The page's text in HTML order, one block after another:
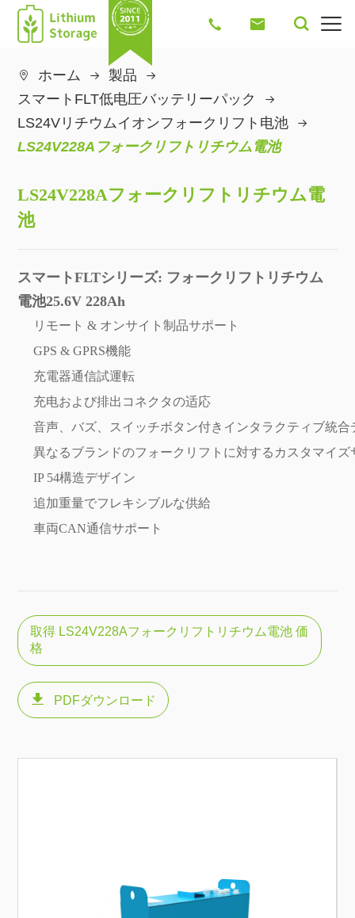
   
 ホーム
製品
スマートFLT低电圧バッテリーパック
LS24Vリチウムイオンフォークリフト电池
LS24V228Aフォークリフトリチウム電池
LS24V228Aフォークリフトリチウム電
池
スマートFLTシリーズ: フォークリフトリチウム
電池25.6V 228Ah
リモート & オンサイト制品サポート
GPS & GPRS機能
充電器通信試運転
充电および排出コネクタの适応
音声、バズ、スイッチボタン付きインタラクティブ統合
異なるブランドのフォークリフトに対するカスタマイズ
IP 54構造デザイン
追加重量でフレキシブルな供給
車両CAN通信サポート
取得 LS24V228Aフォークリフトリチウム電池 価
格
 PDFダウンロード